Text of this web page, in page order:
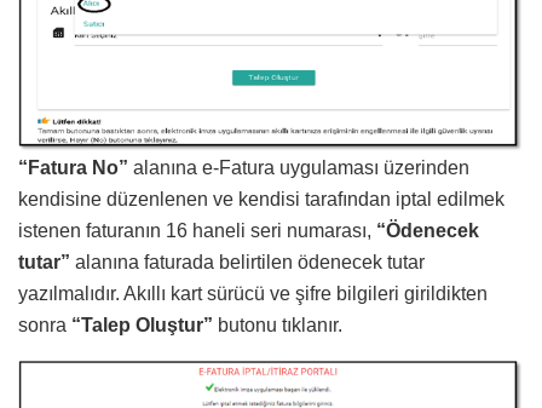
“Fatura No” alanına e-Fatura uygulaması üzerinden
kendisine düzenlenen ve kendisi tarafından iptal edilmek
istenen faturanın 16 haneli seri numarası, “Ödenecek
tutar” alanına faturada belirtilen ödenecek tutar
yazılmalıdır. Akıllı kart sürücü ve şifre bilgileri girildikten
sonra “Talep Oluştur” butonu tıklanır.